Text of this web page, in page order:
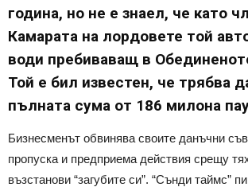
година, но не е знаел, че като
Камарата на лордовете той
води пребиваващ в
Той е бил известен, че трябва
пълната сума от 186 милона
Бизнесменът обвинява своите данъчни
пропуска и предприема действия срещу
възстанови “загубите си”. “Сънди таймс”